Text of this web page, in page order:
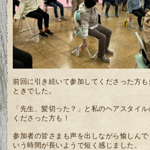
前回に引き続いて参加してくださった方も
ときでした。
「先生、髪切った？」と私のヘアスタイ
くださった方も！
参加者の皆さまも声を出しながら愉しん
いう時間が長いようで短く感じました。